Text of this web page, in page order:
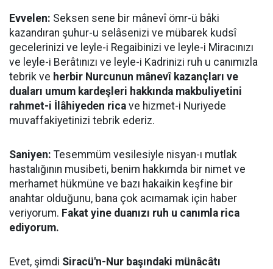
Evvelen: Seksen sene bir mânevî ömr-ü bâki
kazandıran şuhur-u selâsenizi ve mübarek kudsî
gecelerinizi ve leyle-i Regaibinizi ve leyle-i Miracınızı
ve leyle-i Berâtınızı ve leyle-i Kadrinizi ruh u canımızla
tebrik ve herbir Nurcunun mânevî kazançları ve
duaları umum kardeşleri hakkında makbuliyetini
rahmet-i İlâhiyeden rica ve hizmet-i Nuriyede
muvaffakiyetinizi tebrik ederiz.
Saniyen: Tesemmüm vesilesiyle nisyan-ı mutlak
hastalığının musibeti, benim hakkımda bir nimet ve
merhamet hükmüne ve bazı hakaikin keşfine bir
anahtar olduğunu, bana çok acımamak için haber
veriyorum. Fakat yine duanızı ruh u canımla rica
ediyorum.
Evet, şimdi Siracü'n-Nur başındaki münâcâtı